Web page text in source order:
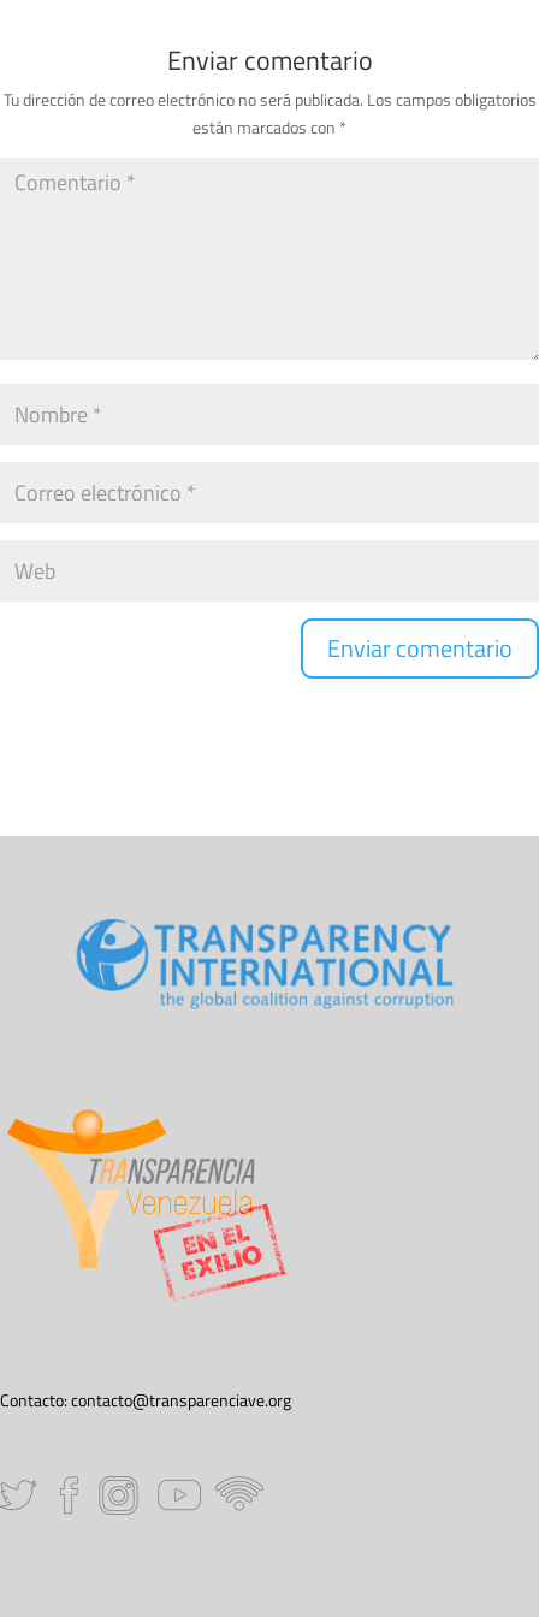
Enviar comentario
Tu dirección de correo electrónico no será publicada. Los campos obligatorios
están marcados con *
Contacto:contacto@transparenciave.org